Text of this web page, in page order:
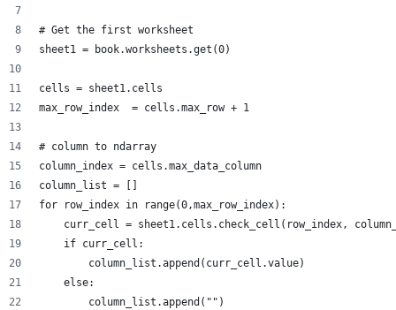
# Get the first worksheet
sheet1 = book.worksheets.get(0)
cells = sheet1.cells
max_row_index  = cells.max_row + 1
# column to ndarray
column_index = cells.max_data_column
column_list = []
for row_index in range(0,max_row_index):
curr_cell = sheet1.cells.check_cell(row_index,
    if curr_cell:
        column_list.append(curr_cell.value)
    else:
        column_list.append("")